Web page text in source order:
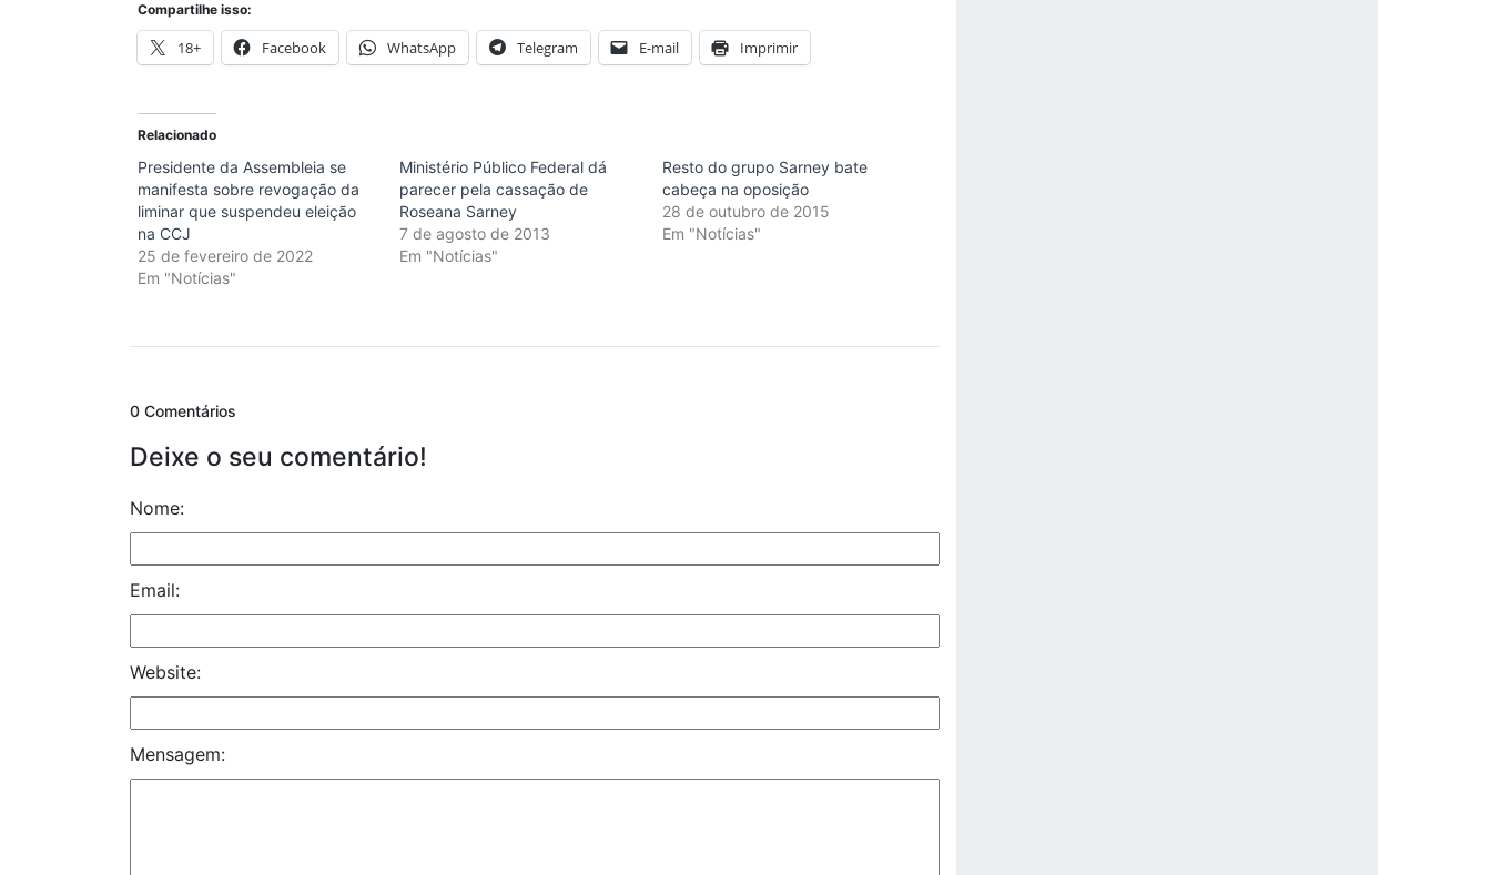
Compartilhe isso:
18+ Facebook WhatsApp Telegram E-mail Imprimir
Relacionado
Presidente da Assembleia se
manifesta sobre revogação da
liminar que suspendeu eleição
na CCJ
25 de fevereiro de 2022
Em "Notícias"
Ministério Público Federal dá
parecer pela cassação de
Roseana Sarney
7 de agosto de 2013
Em "Notícias"
Resto do grupo Sarney bate
cabeça na oposição
28 de outubro de 2015
Em "Notícias"
0 Comentários
Deixe o seu comentário!
Nome:
Email:
Website:
Mensagem: